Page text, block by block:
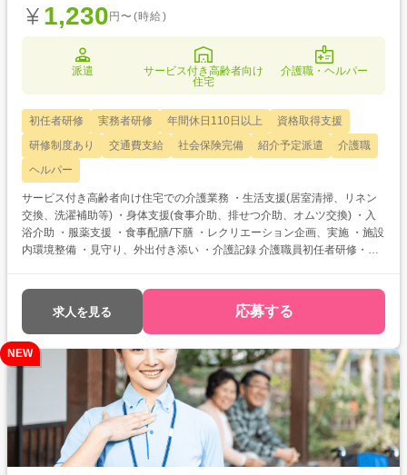
1,230 円〜(時給)
派遣
サービス付き高齢者向け
住宅
介護職・ヘルパー
初任者研修 実務者研修 年間休日110日以上
資格取得支援
研修制度あり
交通費支給 社会保険完備 紹介予定派遣
介護職
ヘルパー
サービス付き高齢者向け住宅での介護業務 ・生活支援(居室清掃、リネン
交換、洗濯補助等) ・身体支援(食事介助、排せつ介助、オムツ交換) ・入
浴介助 ・服薬支援 ・食事配膳/下膳 ・レクリエーション企画、実施 ・施設
内環境整備 ・見守り、外出付き添い ・介護記録 介護職員初任者研修・実
求人を見る 応募する
NEW